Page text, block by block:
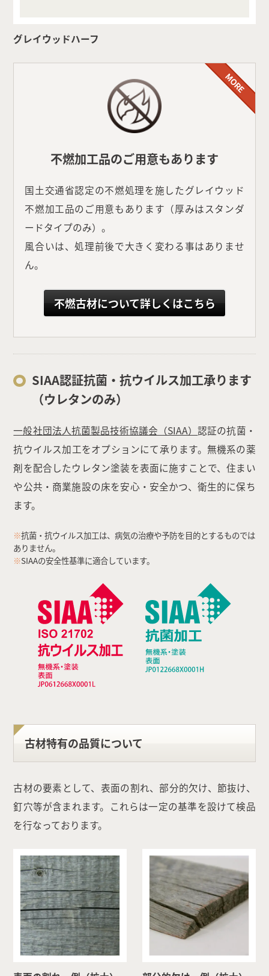
グレイウッドハーフ
不燃加工品のご用意もあります
国土交通省認定の不燃処理を施したグレイウッド
不燃加工品のご用意もあります（厚みはスタンダ
ードタイプのみ）。
風合いは、処理前後で大きく変わる事はありませ
ん。
不燃古材について詳しくはこちら
MORE
SIAA認証抗菌・抗ウイルス加工承ります
（ウレタンのみ）
一般社団法人抗菌製品技術協議会（SIAA）認証の抗菌・
抗ウイルス加工をオプションにて承ります。無機系の薬
剤を配合したウレタン塗装を表面に施すことで、住まい
や公共・商業施設の床を安心・安全かつ、衛生的に保ち
ます。
※抗菌・抗ウイルス加工は、病気の治療や予防を目的とするものでは
ありません。
※SIAAの安全性基準に適合しています。
古材特有の品質について
古材の要素として、表面の割れ、部分的欠け、節抜け、
釘穴等が含まれます。これらは一定の基準を設けて検品
を行なっております。